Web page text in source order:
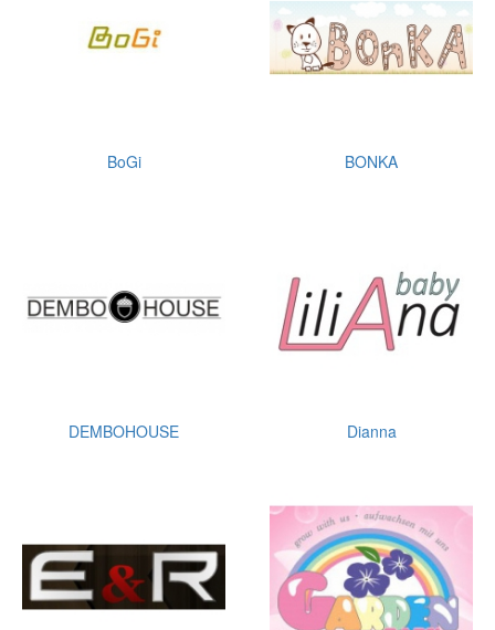
BoGi BONKA
DEMBOHOUSE Dianna